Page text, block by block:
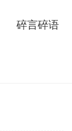
碎言碎语